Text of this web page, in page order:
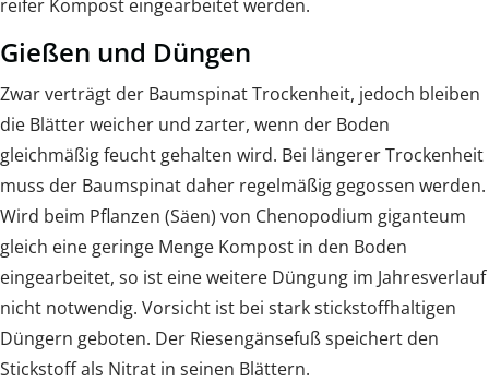
reifer Kompost eingearbeitet werden.
Gießen und Düngen
Zwar verträgt der Baumspinat Trockenheit, jedoch bleiben
die Blätter weicher und zarter, wenn der Boden
gleichmäßig feucht gehalten wird. Bei längerer Trockenheit
muss der Baumspinat daher regelmäßig gegossen werden.
Wird beim Pflanzen (Säen) von Chenopodium giganteum
gleich eine geringe Menge Kompost in den Boden
eingearbeitet, so ist eine weitere Düngung im Jahresverlauf
nicht notwendig. Vorsicht ist bei stark stickstoffhaltigen
Düngern geboten. Der Riesengänsefuß speichert den
Stickstoff als Nitrat in seinen Blättern.